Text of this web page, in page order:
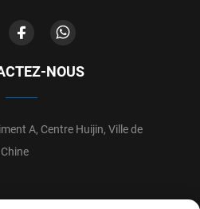
NOUS
A, Centre Huijin, Ville de